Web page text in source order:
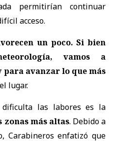
permitirían continuar
acceso.
un poco. Si bien
vamos a
para avanzar lo que más
lugar.
las labores es la
zonas más altas. Debido a
Carabineros enfatizó que